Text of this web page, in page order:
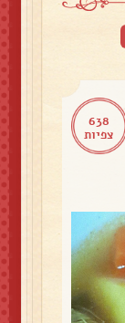
638
צפיות